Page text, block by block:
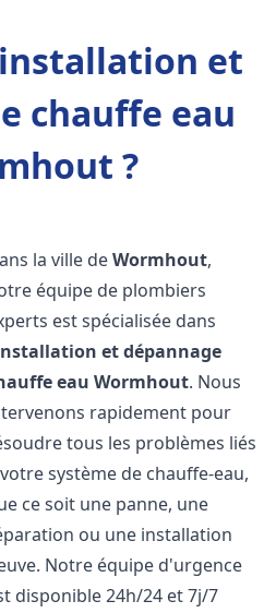
et
chauffe eau
?
la ville deWormhout,
équipe de plombiers
est spécialisée dans
et dépannage
eau Wormhout. Nous
rapidement pour
tous les problèmes liés
système de chauffe-eau,
ce soit une panne, une
ou une installation
Notre équipe d'urgence
disponible 24h/24 et 7j/7